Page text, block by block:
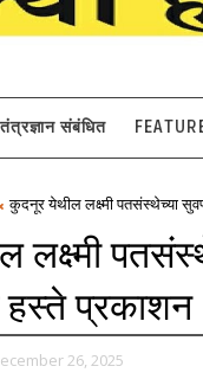
तंत्रज्ञान संबंधित
कुदनूर येथील लक्ष्मी पतसंस्थेच्या
हस्ते प्रकाशन
26, 2025